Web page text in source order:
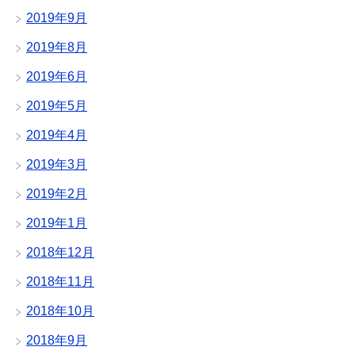
2019年9月
2019年8月
2019年6月
2019年5月
2019年4月
2019年3月
2019年2月
2019年1月
2018年12月
2018年11月
2018年10月
2018年9月